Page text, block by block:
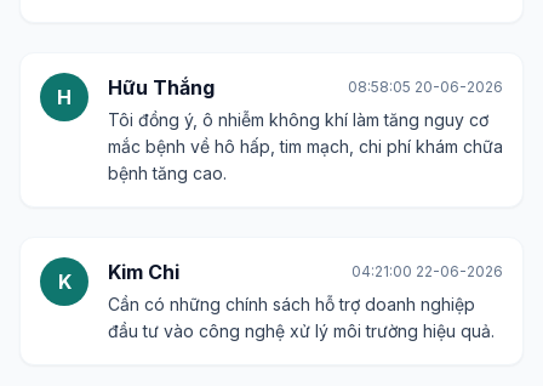
H Hữu Thắng 08:58:05 20-06-2026
Tôi đồng ý, ô nhiễm không khí làm tăng nguy cơ
mắc bệnh về hô hấp, tim mạch, chi phí khám chữa
bệnh tăng cao.
K Kim Chi 04:21:00 22-06-2026
Cần có những chính sách hỗ trợ doanh nghiệp
đầu tư vào công nghệ xử lý môi trường hiệu quả.